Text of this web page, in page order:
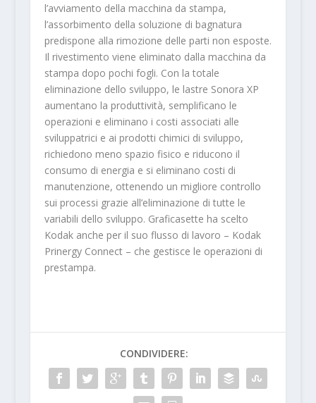
l’avviamento della macchina da stampa,
l’assorbimento della soluzione di bagnatura
predispone alla rimozione delle parti non esposte.
Il rivestimento viene eliminato dalla macchina da
stampa dopo pochi fogli. Con la totale
eliminazione dello sviluppo, le lastre Sonora XP
aumentano la produttività, semplificano le
operazioni e eliminano i costi associati alle
sviluppatrici e ai prodotti chimici di sviluppo,
richiedono meno spazio fisico e riducono il
consumo di energia e si eliminano costi di
manutenzione, ottenendo un migliore controllo
sui processi grazie all’eliminazione di tutte le
variabili dello sviluppo. Graficasette ha scelto
Kodak anche per il suo flusso di lavoro – Kodak
Prinergy Connect – che gestisce le operazioni di
prestampa.
CONDIVIDERE: